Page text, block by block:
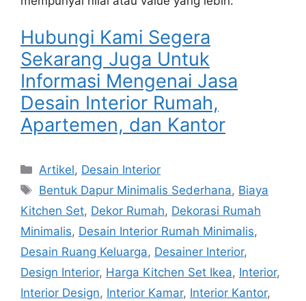
Hubungi Kami Segera
Sekarang Juga Untuk
Informasi Mengenai Jasa
Desain Interior Rumah,
Apartemen, dan Kantor
Artikel, Desain Interior
Bentuk Dapur Minimalis Sederhana, Biaya
Kitchen Set, Dekor Rumah, Dekorasi Rumah
Minimalis, Desain Interior Rumah Minimalis,
Desain Ruang Keluarga, Desainer Interior,
Design Interior, Harga Kitchen Set Ikea, Interior,
Interior Design, Interior Kamar, Interior Kantor,